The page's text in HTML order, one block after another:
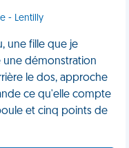
- Lentilly
une fille que je
démonstration
le dos, approche
ce qu'elle compte
et cinq points de